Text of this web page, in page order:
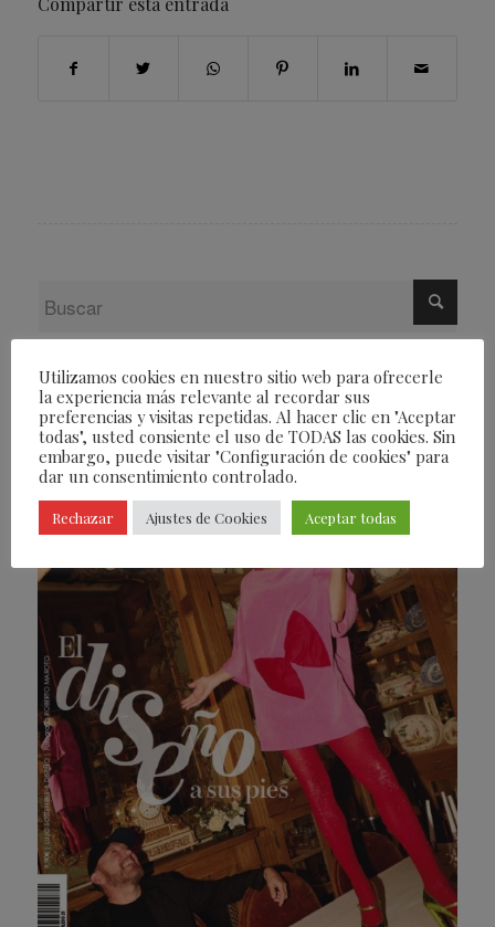
Revistas Fearless
Utilizamos cookies en nuestro sitio web para ofrecerle
la experiencia más relevante al recordar sus
preferencias y visitas repetidas. Al hacer clic en "Aceptar
todas", usted consiente el uso de TODAS las cookies. Sin
embargo, puede visitar "Configuración de cookies" para
dar un consentimiento controlado.
Rechazar Ajustes de Cookies Aceptar todas